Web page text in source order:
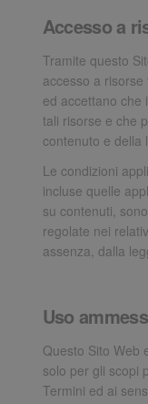
Accesso a
Tramite questo
accesso a
ed accettano che
tali risorse e che
contenuto e della
Le condizioni
incluse quelle
su contenuti,
regolate nei
assenza, dalla
Uso
Questo Sito Web
solo per gli scopi
Termini ed ai